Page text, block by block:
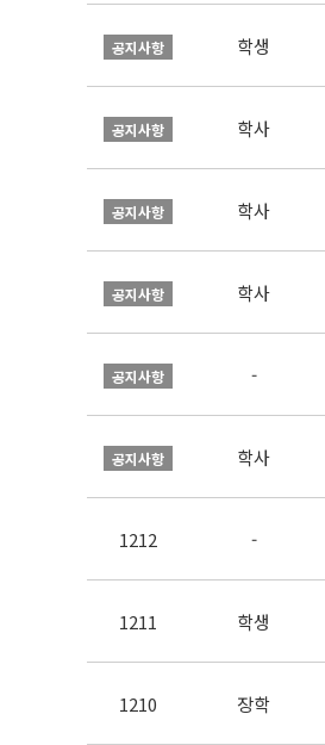
공지사항 학생
공지사항 학사
공지사항 학사
공지사항 학사
공지사항 -
공지사항 학사
1212 -
1211 학생
1210 장학